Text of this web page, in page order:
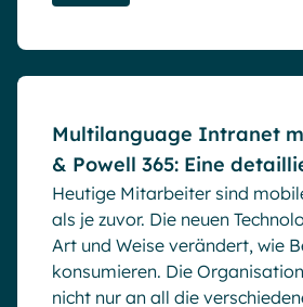
Multilanguage Intranet
& Powell 365: Eine
Heutige Mitarbeiter sind
als je zuvor. Die neuen
Art und Weise verändert, wie
konsumieren. Die
nicht nur an all die